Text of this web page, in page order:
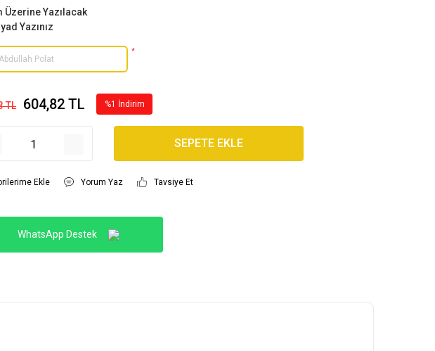
Üzerine Yazılacak
Yazınız
*
TL 604,82 TL %1 İndirim
SEPETE EKLE
Yorum Yaz Tavsiye Et
WhatsApp Destek